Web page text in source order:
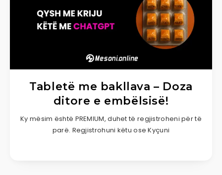
Tabletë me bakllava – Doza
ditore e embëlsisë!
Ky mësim është PREMIUM, duhet të regjistroheni për të
parë. Regjistrohuni këtu ose Kyçuni